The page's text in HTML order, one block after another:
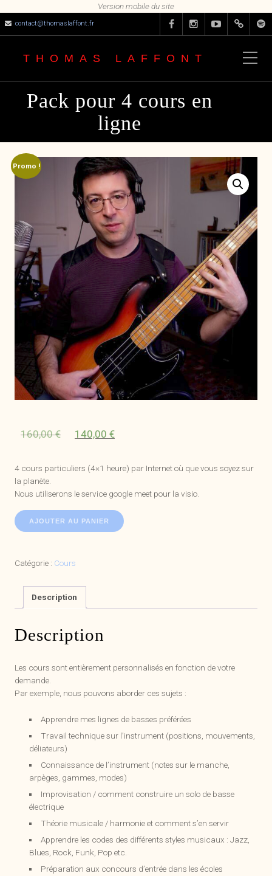
contact@thomaslaffont.fr
THOMAS LAFFONT
Pack pour 4 cours en
ligne
Promo !
160,00€
Le
était :
140,00 €
est :
4 cours particuliers (4×1 heure) par Internet où que vous soyez sur
la planète.
Nous utiliserons le service google meet pour la visio.
quantité
de
4
AJOUTER AU PANIER
Catégorie : Cours
Description
Description
Les cours sont entièrement personnalisés en fonction de votre
demande.
Par exemple, nous pouvons aborder ces sujets :
Apprendre mes lignes de basses préférées
Travail technique sur l’instrument (positions, mouvements,
déliateurs)
Connaissance de l’instrument (notes sur le manche,
arpèges, gammes, modes)
Improvisation / comment construire un solo de basse
électrique
Théorie musicale / harmonie et comment s’en servir
Apprendre les codes des différents styles musicaux : Jazz,
Blues, Rock, Funk, Pop etc.
Préparation aux concours d’entrée dans les écoles